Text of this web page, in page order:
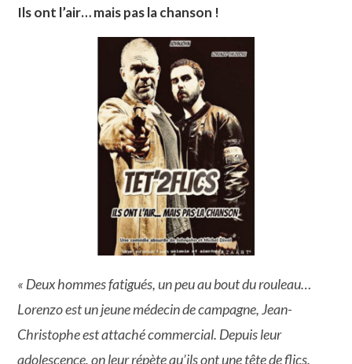
Ils ont l’air… mais pas la chanson !
« Deux hommes fatigués, un peu au bout du rouleau…
Lorenzo est un jeune médecin de campagne, Jean-
Christophe est attaché commercial. Depuis leur
adolescence, on leur répète qu’ils ont une tête de flics.